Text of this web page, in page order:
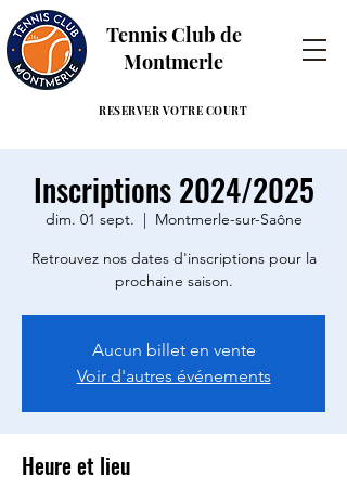
Tennis Club de
Montmerle
RESERVER VOTRE COURT
Inscriptions 2024/2025
dim. 01 sept.
  |
Montmerle-sur-Saône
Retrouvez nos dates d'inscriptions pour la
prochaine saison.
Aucun billet en vente
Voir d'autres événements
Heure et lieu